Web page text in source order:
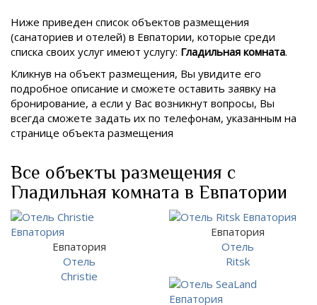
Ниже приведен список объектов размещения
(санаториев и отелей) в Евпатории, которые среди
списка своих услуг имеют услугу: Гладильная комната.
Кликнув на объект размещения, Вы увидите его
подробное описание и сможете оставить заявку на
бронирование, а если у Вас возникнут вопросы, Вы
всегда сможете задать их по телефонам, указанным на
странице объекта размещения
Все объекты размещения с
Гладильная комната в Евпатории
Евпатория
Отель
Christie
Евпатория
Отель
Ritsk